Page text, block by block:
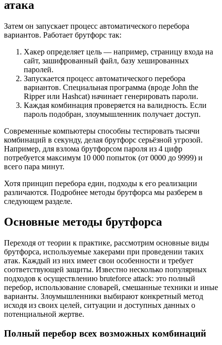
атака
Затем он запускает процесс автоматического перебора
вариантов. Работает брутфорс так:
Хакер определяет цель — например, страницу входа на
сайт, зашифрованный файл, базу хешированных
паролей.
Запускается процесс автоматического перебора
вариантов. Специальная программа (вроде John the
Ripper или Hashcat) начинает генерировать пароли.
Каждая комбинация проверяется на валидность. Если
пароль подобран, злоумышленник получает доступ.
Современные компьютеры способны тестировать тысячи
комбинаций в секунду, делая брутфорс серьёзной угрозой.
Например, для взлома брутфорсом пароля из 4 цифр
потребуется максимум 10 000 попыток (от 0000 до 9999) и
всего пара минут.
Хотя принцип перебора един, подходы к его реализации
различаются. Подробнее методы брутфорса мы разберем в
следующем разделе.
Основные методы брутфорса
Переходя от теории к практике, рассмотрим основные виды
брутфорса, используемые хакерами при проведении таких
атак. Каждый из них имеет свои особенности и требует
соответствующей защиты. Известно несколько популярных
подходов к осуществлению bruteforce attack: это полный
перебор, использование словарей, смешанные техники и иные
варианты. Злоумышленники выбирают конкретный метод
исходя из своих целей, ситуации и доступных данных о
потенциальной жертве.
Полный перебор всех возможных комбинаций